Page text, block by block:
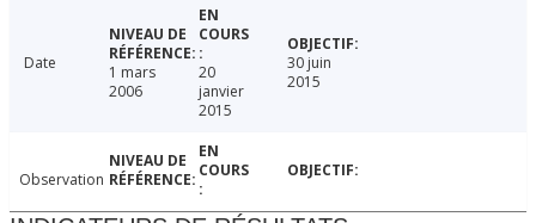
Date
1 mars
2006
20
janvier
2015
30 juin
2015
Observation